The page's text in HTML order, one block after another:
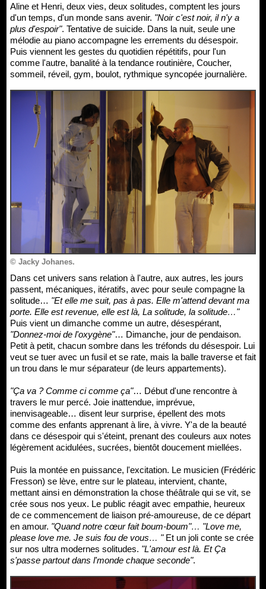
Aline et Henri, deux vies, deux solitudes, comptent les jours
d'un temps, d'un monde sans avenir. "Noir c'est noir, il n'y a
plus d'espoir". Tentative de suicide. Dans la nuit, seule une
mélodie au piano accompagne les errements du désespoir.
Puis viennent les gestes du quotidien répétitifs, pour l'un
comme l'autre, banalité à la tendance routinière, Coucher,
sommeil, réveil, gym, boulot, rythmique syncopée journalière.
© Jacky Johanes.
Dans cet univers sans relation à l'autre, aux autres, les jours
passent, mécaniques, itératifs, avec pour seule compagne la
solitude… "Et elle me suit, pas à pas. Elle m'attend devant ma
porte. Elle est revenue, elle est là, La solitude, la solitude…"
Puis vient un dimanche comme un autre, désespérant,
"Donnez-moi de l'oxygène"… Dimanche, jour de pendaison.
Petit à petit, chacun sombre dans les tréfonds du désespoir. Lui
veut se tuer avec un fusil et se rate, mais la balle traverse et fait
un trou dans le mur séparateur (de leurs appartements).
"Ça va ? Comme ci comme ça"… Début d'une rencontre à
travers le mur percé. Joie inattendue, imprévue,
inenvisageable… disent leur surprise, épellent des mots
comme des enfants apprenant à lire, à vivre. Y'a de la beauté
dans ce désespoir qui s'éteint, prenant des couleurs aux notes
légèrement acidulées, sucrées, bientôt doucement miellées.
Puis la montée en puissance, l'excitation. Le musicien (Frédéric
Fresson) se lève, entre sur le plateau, intervient, chante,
mettant ainsi en démonstration la chose théâtrale qui se vit, se
crée sous nos yeux. Le public réagit avec empathie, heureux
de ce commencement de liaison pré-amoureuse, de ce départ
en amour. "Quand notre cœur fait boum-boum"… "Love me,
please love me. Je suis fou de vous… "Et un joli conte se crée
sur nos ultra modernes solitudes. "L'amour est là. Et Ça
s'passe partout dans l'monde chaque seconde".